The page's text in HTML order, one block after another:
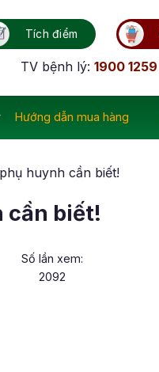
Tích điểm
TV bệnh lý: 1900 1259
Hướng dẫn mua hàng
huynh cần biết!
cần biết!
Số lần xem:
2092